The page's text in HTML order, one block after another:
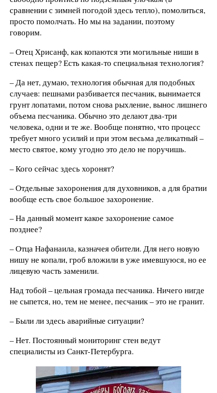
сравнении с зимней погодой здесь тепло), помолиться,
просто помолчать. Но мы на задании, поэтому
говорим.
– Отец Хрисанф, как копаются эти могильные ниши в
стенах пещер? Есть какая-то специальная технология?
– Да нет, думаю, технология обычная для подобных
случаев: пешнами разбивается песчаник, вынимается
грунт лопатами, потом снова рыхление, вынос лишнего
объема песчаника. Обычно это делают два-три
человека, одни и те же. Вообще понятно, что процесс
требует много усилий и при этом весьма деликатный –
место святое, кому угодно это дело не поручишь.
– Кого сейчас здесь хоронят?
– Отдельные захоронения для духовников, а для братии
вообще есть свое большое захоронение.
– На данный момент какое захоронение самое
позднее?
– Отца Нафанаила, казначея обители. Для него новую
нишу не копали, гроб вложили в уже имевшуюся, но ее
лицевую часть заменили.
Над тобой – цельная громада песчаника. Ничего нигде
не сыпется, но, тем не менее, песчаник – это не гранит.
– Были ли здесь аварийные ситуации?
– Нет. Постоянный мониторинг стен ведут
специалисты из Санкт-Петербурга.